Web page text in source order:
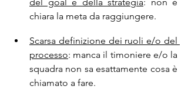
chiara la meta da raggiungere.
Scarsa definizione dei ruoli e/o del
processo: manca il timoniere e/o la
squadra non sa esattamente cosa è
chiamato a fare.